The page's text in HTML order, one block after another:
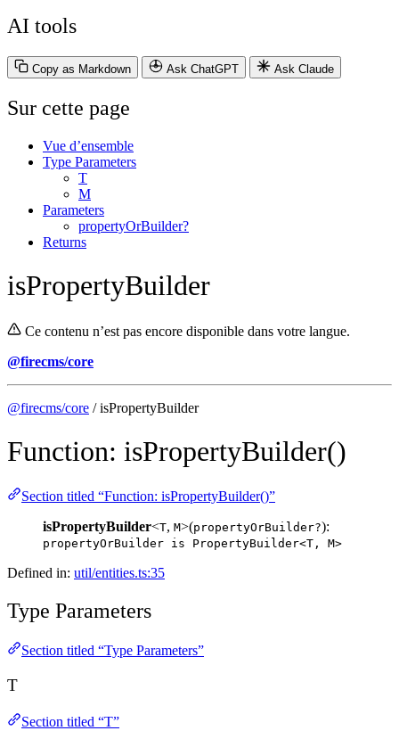
AI tools
Copy as Markdown Ask ChatGPT Ask Claude
Sur cette page
Vue d’ensemble
Type Parameters
T
M
Parameters
propertyOrBuilder?
Returns
isPropertyBuilder
Ce contenu n’est pas encore disponible dans votre langue.
@firecms/core
@firecms/core / isPropertyBuilder
Function: isPropertyBuilder()
Section titled “Function: isPropertyBuilder()”
isPropertyBuilder<T, M>(propertyOrBuilder?):
propertyOrBuilder is PropertyBuilder<T, M>
Defined in: util/entities.ts:35
Type Parameters
Section titled “Type Parameters”
T
Section titled “T”